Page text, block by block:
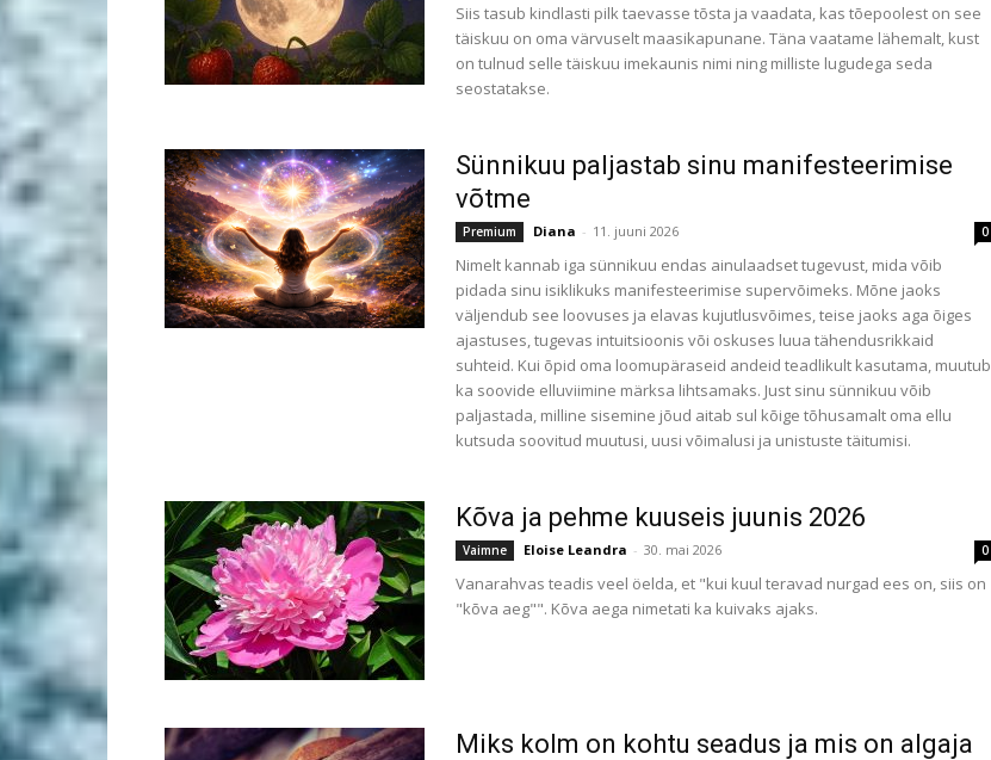
Siis tasub kindlasti pilk taevasse tõsta ja vaadata, kas tõepoolest on see
täiskuu on oma värvuselt maasikapunane. Täna vaatame lähemalt, kust
on tulnud selle täiskuu imekaunis nimi ning milliste lugudega seda
seostatakse.
Sünnikuu paljastab sinu manifesteerimise
võtme
Premium Diana - 11. juuni 2026 0
Nimelt kannab iga sünnikuu endas ainulaadset tugevust, mida võib
pidada sinu isiklikuks manifesteerimise supervõimeks. Mõne jaoks
väljendub see loovuses ja elavas kujutlusvõimes, teise jaoks aga õiges
ajastuses, tugevas intuitsioonis või oskuses luua tähendusrikkaid
suhteid. Kui õpid oma loomupäraseid andeid teadlikult kasutama, muutub
ka soovide elluviimine märksa lihtsamaks. Just sinu sünnikuu võib
paljastada, milline sisemine jõud aitab sul kõige tõhusamalt oma ellu
kutsuda soovitud muutusi, uusi võimalusi ja unistuste täitumisi.
Kõva ja pehme kuuseis juunis 2026
Vaimne Eloise Leandra - 30. mai 2026 0
Vanarahvas teadis veel öelda, et "kui kuul teravad nurgad ees on, siis on
"kõva aeg"". Kõva aega nimetati ka kuivaks ajaks.
Miks kolm on kohtu seadus ja mis on algaja